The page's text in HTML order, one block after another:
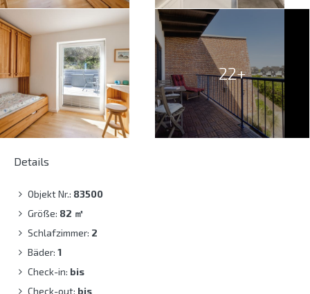
22+
Details
Objekt Nr.: 83500
Größe: 82 ㎡
Schlafzimmer: 2
Bäder: 1
Check-in: bis
Check-out: bis